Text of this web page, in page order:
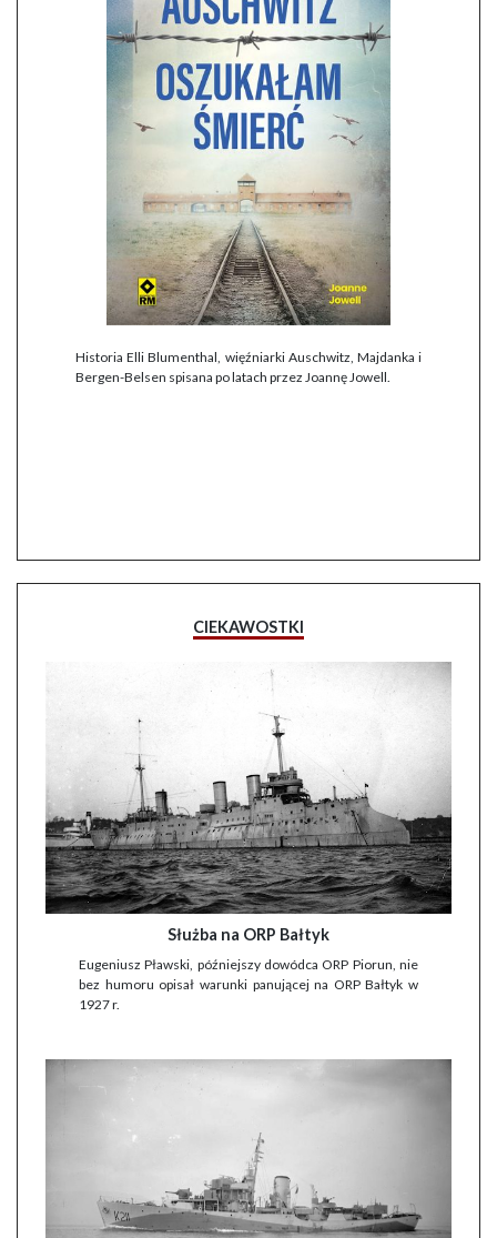
Historia Elli Blumenthal, więźniarki Auschwitz, Majdanka i
Bergen-Belsen spisana po latach przez Joannę Jowell.
CIEKAWOSTKI
Służba na ORP Bałtyk
Eugeniusz Pławski, późniejszy dowódca ORP Piorun, nie
bez humoru opisał warunki panującej na ORP Bałtyk w
1927 r.